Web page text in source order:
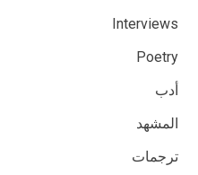
Interviews
Poetry
أدب
المشهد
ترجمات